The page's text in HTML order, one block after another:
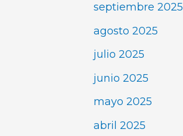
septiembre 2025
agosto 2025
julio 2025
junio 2025
mayo 2025
abril 2025